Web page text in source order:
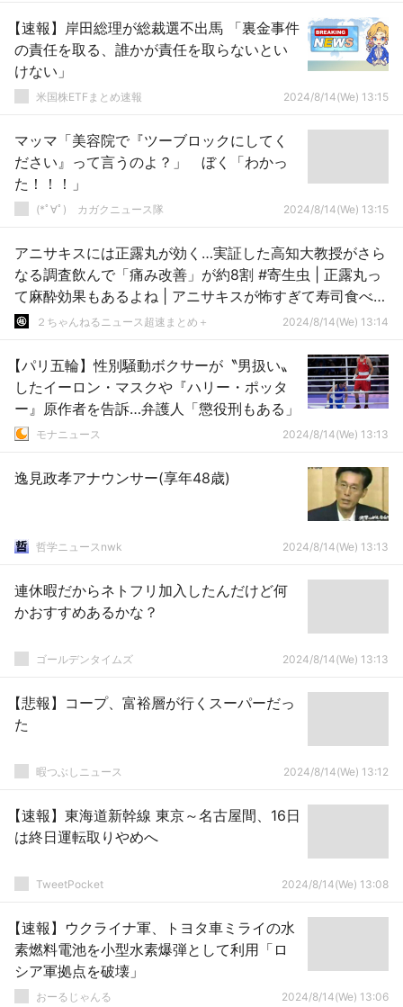
【速報】岸田総理が総裁選不出馬 「裏金事件
の責任を取る、誰かが責任を取らないとい
けない」
米国株ETFまとめ速報 2024/8/14(We) 13:15
マッマ「美容院で『ツーブロックにしてく
ださい』って言うのよ？」 ぼく「わかっ
た！！！」
(*ﾟ∀ﾟ)ゞカガクニュース隊 2024/8/14(We) 13:15
アニサキスには正露丸が効く…実証した高知大教授がさら
なる調査飲んで「痛み改善」が約8割 #寄生虫 | 正露丸っ
て麻酔効果もあるよね | アニサキスが怖すぎて寿司食べら
れない２ちゃんねるニュース超速まとめ＋ 2024/8/14(We) 13:14
【パリ五輪】性別騒動ボクサーが〝男扱い〟
したイーロン・マスクや『ハリー・ポッタ
ー』原作者を告訴…弁護人「懲役刑もある」
モナニュース 2024/8/14(We) 13:13
逸見政孝アナウンサー(享年48歳)
哲学ニュースnwk 2024/8/14(We) 13:13
連休暇だからネトフリ加入したんだけど何
かおすすめあるかな？
ゴールデンタイムズ 2024/8/14(We) 13:13
【悲報】コープ、富裕層が行くスーパーだっ
た
暇つぶしニュース 2024/8/14(We) 13:12
【速報】東海道新幹線 東京～名古屋間、16日
は終日運転取りやめへ
TweetPocket 2024/8/14(We) 13:08
【速報】ウクライナ軍、トヨタ車ミライの水
素燃料電池を小型水素爆弾として利用「ロ
シア軍拠点を破壊」
おーるじゃんる 2024/8/14(We) 13:06